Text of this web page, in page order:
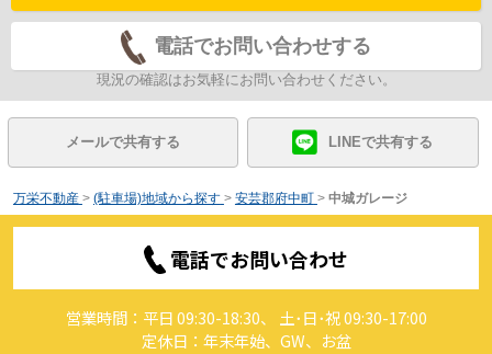
電話でお問い合わせする
現況の確認はお気軽にお問い合わせください。
メールで共有する LINEで共有する
万栄不動産 > (駐車場)地域から探す > 安芸郡府中町 > 中城ガレージ
電話でお問い合わせ
営業時間：平日 09:30-18:30、 土･日･祝 09:30-17:00
定休日：年末年始、GW、お盆